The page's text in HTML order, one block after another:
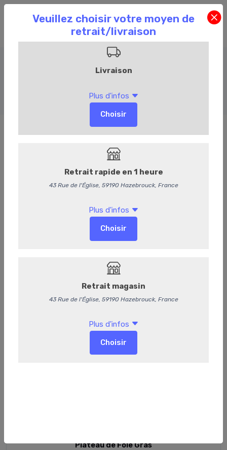
Plateaux et Box
Plateaux et Box
Plateau de Foie Gras